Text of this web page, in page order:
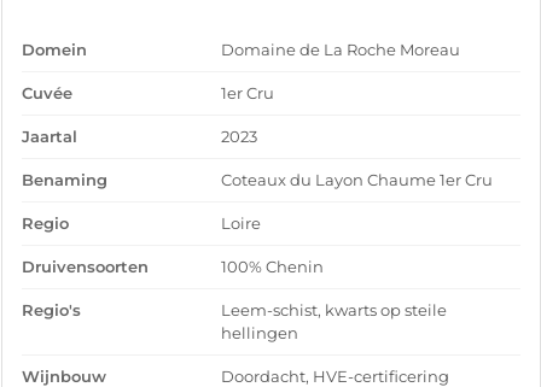
Domein Domaine de La Roche Moreau
Cuvée 1er Cru
Jaartal 2023
Benaming Coteaux du Layon Chaume 1er Cru
Regio Loire
Druivensoorten 100% Chenin
Regio's
Leem-schist, kwarts op steile
hellingen
Wijnbouw Doordacht, HVE-certificering